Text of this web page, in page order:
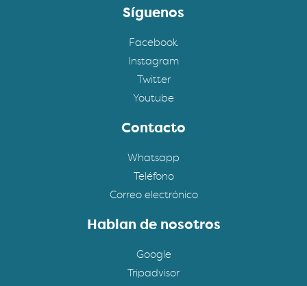
Síguenos
Facebook
Instagram
Twitter
Youtube
Contacto
Whatsapp
Teléfono
Correo electrónico
Hablan de nosotros
Google
Tripadvisor